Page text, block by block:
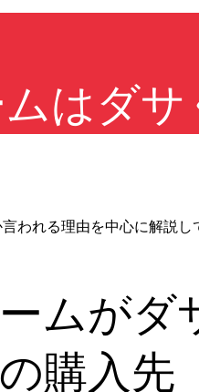
はダサ
われる理由を中心に解説
ムがダ
購入先